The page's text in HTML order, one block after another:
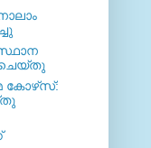
ചെയ്തു
കോഴ്‌സ്: